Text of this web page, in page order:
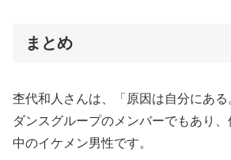
まとめ
杢代和人さんは、「原因は自分にあ
ダンスグループのメンバーでもあり
中のイケメン男性です。